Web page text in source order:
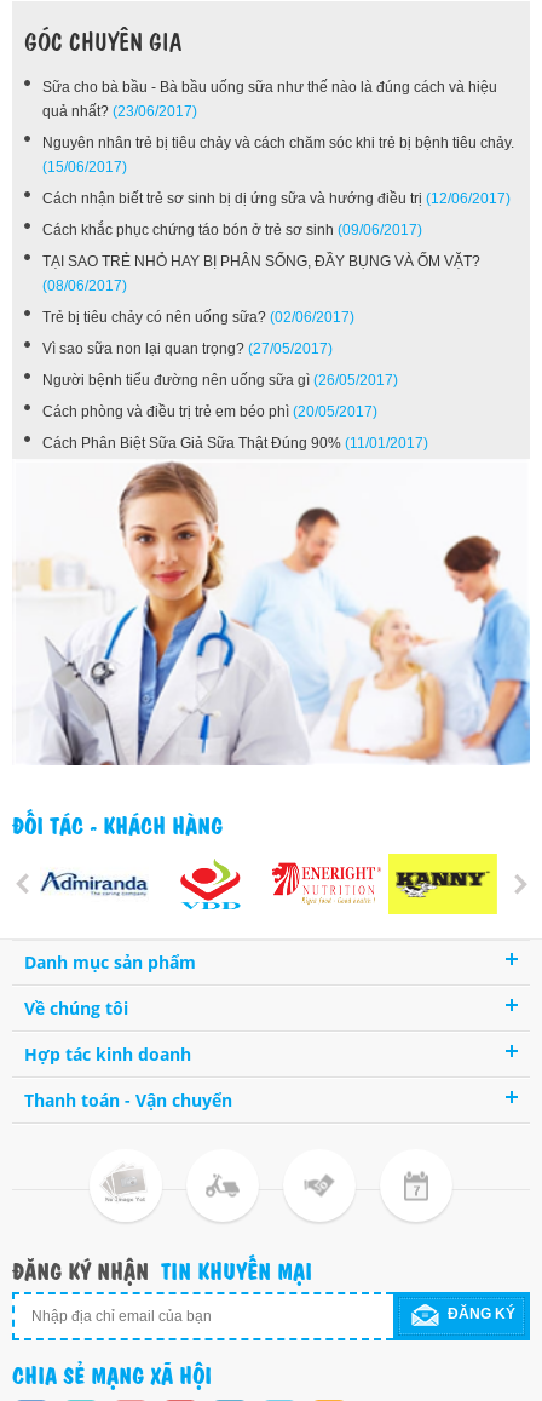
GÓC CHUYÊN GIA
Sữa cho bà bầu - Bà bầu uống sữa như thế nào là đúng cách và hiệu
quả nhất? (23/06/2017)
Nguyên nhân trẻ bị tiêu chảy và cách chăm sóc khi trẻ bị bệnh tiêu chảy.
(15/06/2017)
Cách nhận biết trẻ sơ sinh bị dị ứng sữa và hướng điều trị (12/06/2017)
Cách khắc phục chứng táo bón ở trẻ sơ sinh (09/06/2017)
TẠI SAO TRẺ NHỎ HAY BỊ PHÂN SỐNG, ĐẦY BỤNG VÀ ỐM VẶT?
(08/06/2017)
Trẻ bị tiêu chảy có nên uống sữa? (02/06/2017)
Vì sao sữa non lại quan trọng? (27/05/2017)
Người bệnh tiểu đường nên uống sữa gì (26/05/2017)
Cách phòng và điều trị trẻ em béo phì (20/05/2017)
Cách Phân Biệt Sữa Giả Sữa Thật Đúng 90% (11/01/2017)
ĐỐI TÁC - KHÁCH HÀNG
Danh mục sản phẩm
Về chúng tôi
Hợp tác kinh doanh
Thanh toán - Vận chuyển
ĐĂNG KÝ NHẬN TIN KHUYẾN MẠI
ĐĂNG KÝ
CHIA SẺ MẠNG XÃ HỘI